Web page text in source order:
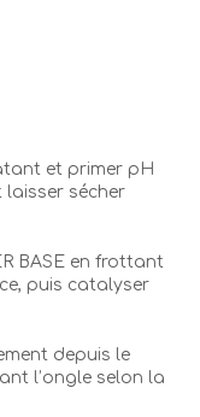
et primer pH
laisser sécher
BASE en frottant
puis catalyser
depuis le
l’ongle selon la